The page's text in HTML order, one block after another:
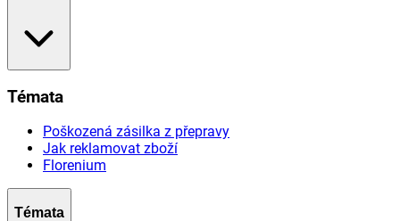
Témata
Poškozená zásilka z přepravy
Jak reklamovat zboží
Florenium
Témata